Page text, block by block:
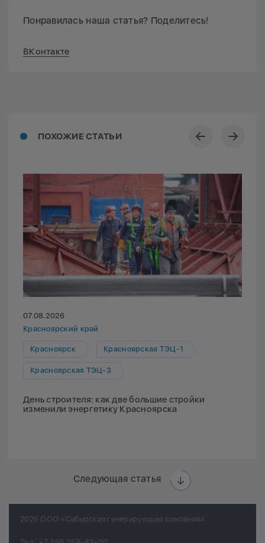
Понравилась наша статья? Поделитесь!
ВКонтакте
ПОХОЖИЕ СТАТЬИ
07.08.2026
Красноярский край
Красноярск Красноярская ТЭЦ-1
Красноярская ТЭЦ-3
День строителя: как две большие стройки
изменили энергетику Красноярска
Следующая статья
2026 ООО «Сибирская генерирующая компания»